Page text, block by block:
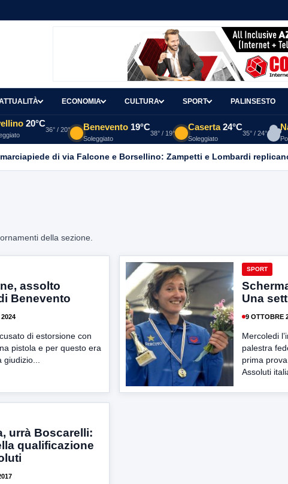
ECONOMIA CULTURA SPORT PALINSESTO
20°C
36° / 20° Benevento 19°C
Soleggiato
38° / 19°
Caserta 24°C
Soleggiato
35° / 24°
di via Falcone e Borsellino: Zampetti e Lombardi
della sezione.
assolto
Benevento
di estorsione con
pistola e per questo era
SPORT
Una
9 OTTOBRE
Mercoledi
palestra
prima
Assoluti
urrà Boscarelli:
qualificazione